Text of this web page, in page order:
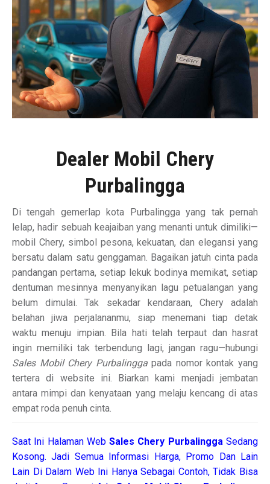
Dealer Mobil Chery
Purbalingga
Di tengah gemerlap kota Purbalingga yang tak pernah
lelap, hadir sebuah keajaiban yang menanti untuk dimiliki—
mobil Chery, simbol pesona, kekuatan, dan elegansi yang
bersatu dalam satu genggaman. Bagaikan jatuh cinta pada
pandangan pertama, setiap lekuk bodinya memikat, setiap
dentuman mesinnya menyanyikan lagu petualangan yang
belum dimulai. Tak sekadar kendaraan, Chery adalah
belahan jiwa perjalananmu, siap menemani tiap detak
waktu menuju impian. Bila hati telah terpaut dan hasrat
ingin memiliki tak terbendung lagi, jangan ragu—hubungi
Sales Mobil Chery Purbalinggapada nomor kontak yang
tertera di website ini. Biarkan kami menjadi jembatan
antara mimpi dan kenyataan yang melaju kencang di atas
empat roda penuh cinta.
Saat Ini Halaman WebSales Chery PurbalinggaSedang
Kosong. Jadi Semua Informasi Harga, Promo Dan Lain
Lain Di Dalam Web Ini Hanya Sebagai Contoh, Tidak Bisa